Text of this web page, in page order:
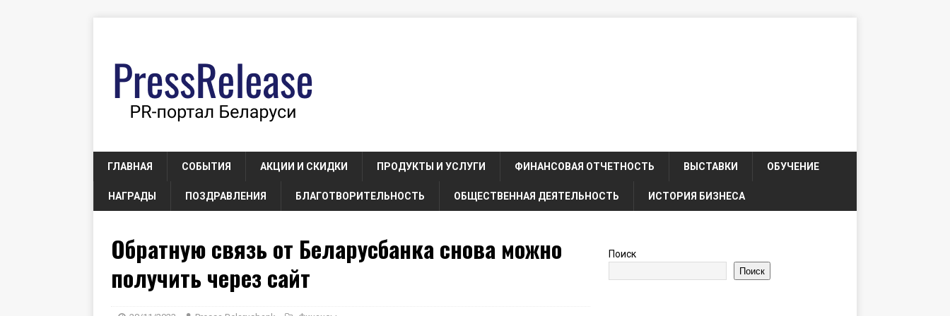
ГЛАВНАЯ СОБЫТИЯ АКЦИИ И СКИДКИ ПРОДУКТЫ И УСЛУГИ ФИНАНСОВАЯ ОТЧЕТНОСТЬ ВЫСТАВКИ ОБУЧЕНИЕ
НАГРАДЫ ПОЗДРАВЛЕНИЯ БЛАГОТВОРИТЕЛЬНОСТЬ ОБЩЕСТВЕННАЯ ДЕЯТЕЛЬНОСТЬ ИСТОРИЯ БИЗНЕСА
Обратную связь от Беларусбанка снова можно
получить через сайт
Поиск
Поиск